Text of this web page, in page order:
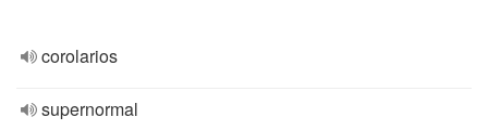
corolarios
supernormal